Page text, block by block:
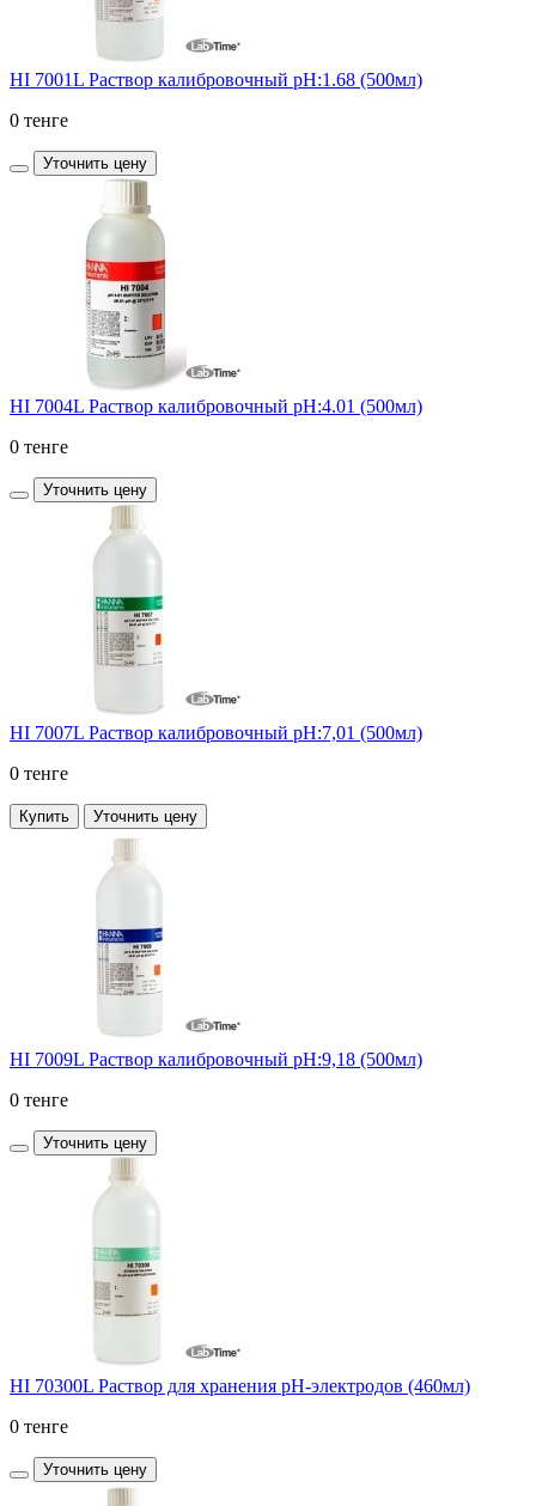
HI 7001L Раствор калибровочный pH:1.68 (500мл)
0 тенге
Уточнить цену
HI 7004L Раствор калибровочный pH:4.01 (500мл)
0 тенге
Уточнить цену
HI 7007L Раствор калибровочный рН:7,01 (500мл)
0 тенге
Купить Уточнить цену
HI 7009L Раствор калибровочный рН:9,18 (500мл)
0 тенге
Уточнить цену
HI 70300L Раствор для хранения рН-электродов (460мл)
0 тенге
Уточнить цену